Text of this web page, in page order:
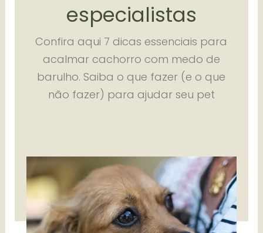
especialistas
Confira aqui 7 dicas essenciais para
acalmar cachorro com medo de
barulho. Saiba o que fazer (e o que
não fazer) para ajudar seu pet